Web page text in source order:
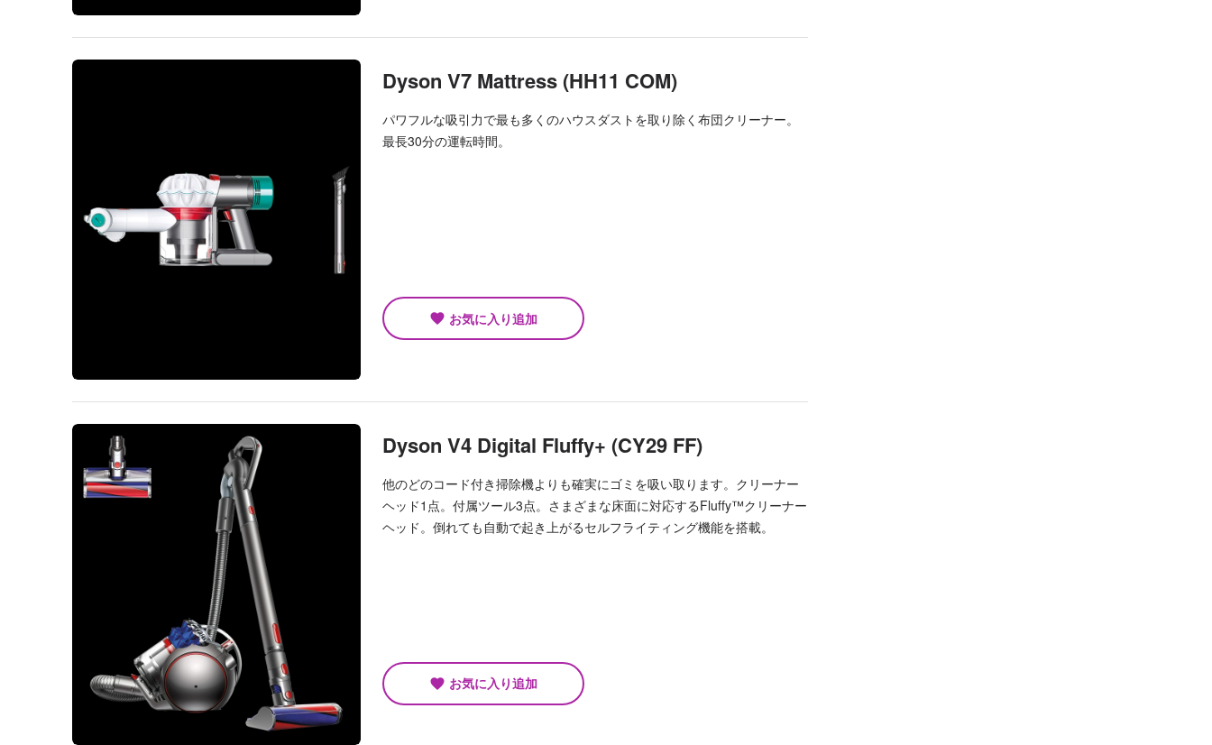
Dyson V7 Mattress (HH11 COM)
パワフルな吸引力で最も多くのハウスダストを取り除く布団クリーナー。
最長30分の運転時間。
favorite お気に入り追加
Dyson V4 Digital Fluffy+ (CY29 FF)
他のどのコード付き掃除機よりも確実にゴミを吸い取ります。クリーナー
ヘッド1点。付属ツール3点。さまざまな床面に対応するFluffy™クリーナー
ヘッド。倒れても自動で起き上がるセルフライティング機能を搭載。
favorite お気に入り追加